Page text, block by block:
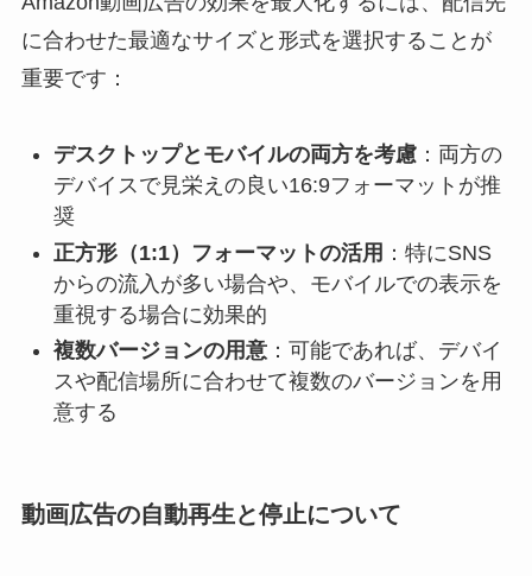
に合わせた最適なサイズと形式を選択することが
重要です：
デスクトップとモバイルの両方を考慮：両方の
デバイスで見栄えの良い16:9フォーマットが推
奨
正方形（1:1）フォーマットの活用 ：特にSNS
からの流入が多い場合や、モバイルでの表示を
重視する場合に効果的
複数バージョンの用意：可能であれば、デバイ
スや配信場所に合わせて複数のバージョンを用
意する
動画広告の自動再生と停止について